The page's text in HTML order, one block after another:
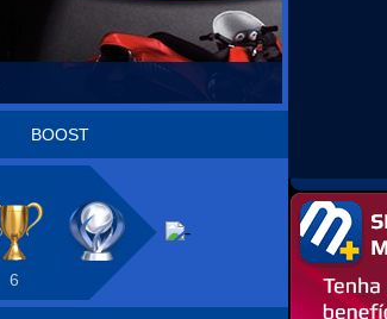
BOOST
6